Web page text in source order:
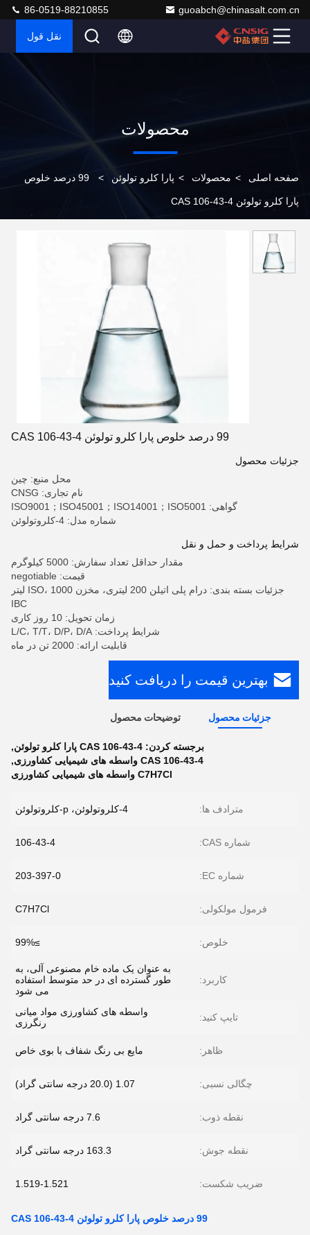
guoabch@chinasalt.com.cn
86-0519-88210855
نقل قول
محصولات
صفحه اصلی > محصولات > پارا کلرو تولوئن > 99 درصد خلوص
پارا کلرو تولوئن CAS 106-43-4
99 درصد خلوص پارا کلرو تولوئن CAS 106-43-4
جزئیات محصول
محل منبع: چین
نام تجاری: CNSG
گواهی: ISO9001；ISO45001；ISO14001；ISO5001
شماره مدل: 4-کلروتولوئن
شرایط پرداخت و حمل و نقل
مقدار حداقل تعداد سفارش: 5000 کیلوگرم
قیمت: negotiable
جزئیات بسته بندی: درام پلی اتیلن 200 لیتری، مخزن ISO، 1000 لیتر
IBC
زمان تحویل: 10 روز کاری
شرایط پرداخت: L/C، T/T، D/P، D/A
قابلیت ارائه: 2000 تن در ماه
بهترین قیمت را دریافت کنید
جزئیات محصول توضیحات محصول
برجسته کردن: CAS 106-43-4 پارا کلرو تولوئن
,
CAS 106-43-4 واسطه های شیمیایی کشاورزی
,
C7H7Cl واسطه های شیمیایی کشاورزی
مترادف ها: 4-کلروتولوئن، p-کلروتولوئن
شماره CAS: 106-43-4
شماره EC: 203-397-0
فرمول مولکولی: C7H7Cl
خلوص: ≥99%
کاربرد:
به عنوان یک ماده خام مصنوعی آلی، به
طور گسترده ای در حد متوسط ​​استفاده
می شود
تایپ کنید:
واسطه های کشاورزی مواد میانی
رنگرزی
ظاهر: مایع بی رنگ شفاف با بوی خاص
چگالی نسبی: 1.07 (20.0 درجه سانتی گراد)
نقطه ذوب: 7.6 درجه سانتی گراد
نقطه جوش: 163.3 درجه سانتی گراد
ضریب شکست: 1.519-1.521
99 درصد خلوص پارا کلرو تولوئن CAS 106-43-4